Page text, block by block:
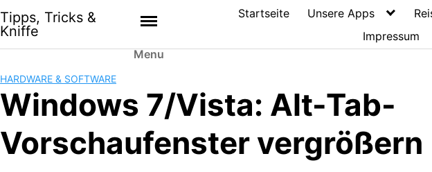
Tipps, Tricks &
Kniffe
Menu
Startseite Unsere Apps
Impressum
HARDWARE & SOFTWARE
Windows 7/Vista: Alt-Tab-
Vorschaufenster vergrößern